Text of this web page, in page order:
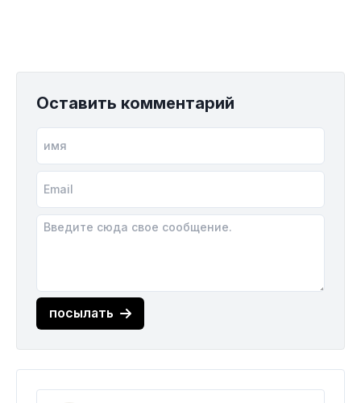
Оставить комментарий
посылать